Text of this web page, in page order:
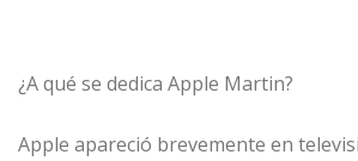
¿A qué se dedica Apple Martin?
Apple apareció brevemente en